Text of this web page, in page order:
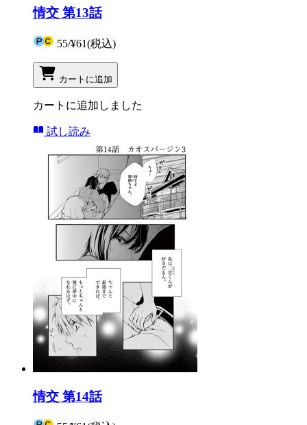
情交 第13話
55/¥61(税込)
カートに追加
カートに追加しました
試し読み
情交 第14話